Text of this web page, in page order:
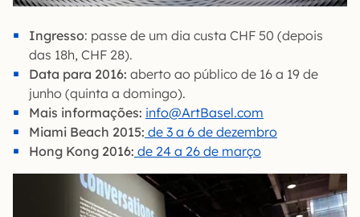
Ingresso: passe de um dia custa CHF 50 (depois
das 18h, CHF 28).
Data para 2016: aberto ao público de 16 a 19 de
junho (quinta a domingo).
Mais informações: info@ArtBasel.com
Miami Beach 2015: de 3 a 6 de dezembro
Hong Kong 2016: de 24 a 26 de março